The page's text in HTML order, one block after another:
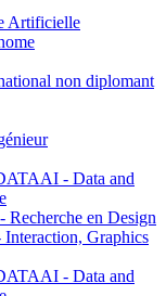
Artificielle
non diplomant
- Data and
en Design
Graphics
- Data and